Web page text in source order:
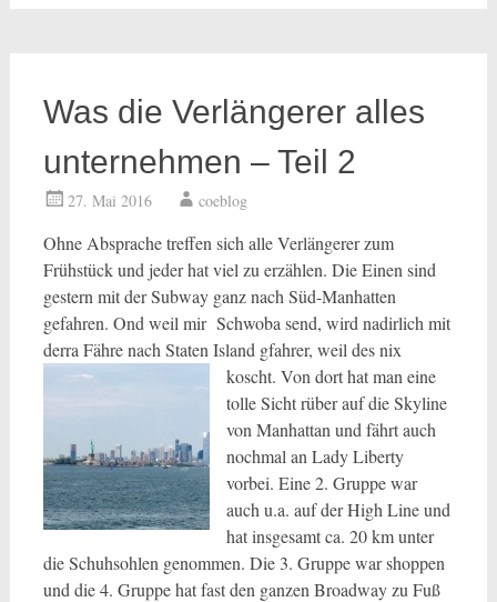
Was die Verlängerer alles
unternehmen – Teil 2
27. Mai 2016 coeblog
Ohne Absprache treffen sich alle Verlängerer zum
Frühstück und jeder hat viel zu erzählen. Die Einen sind
gestern mit der Subway ganz nach Süd-Manhatten
gefahren. Ond weil mir Schwoba send, wird nadirlich mit
derra Fähre nach Staten Island gfahrer, weil des nix
koscht. Von dort hat man eine
tolle Sicht rüber auf die Skyline
von Manhattan und fährt auch
nochmal an Lady Liberty
vorbei. Eine 2. Gruppe war
auch u.a. auf der High Line und
hat insgesamt ca. 20 km unter
die Schuhsohlen genommen. Die 3. Gruppe war shoppen
und die 4. Gruppe hat fast den ganzen Broadway zu Fuß